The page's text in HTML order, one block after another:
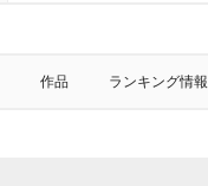
作品 ランキング情報